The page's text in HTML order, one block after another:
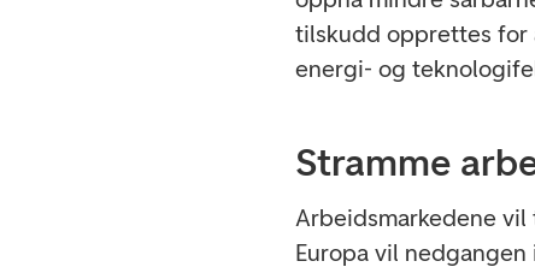
tilskudd opprettes for
energi- og
Stramme
Arbeidsmarkedene
Europa vil